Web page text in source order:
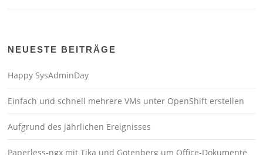
NEUESTE BEITRÄGE
Happy SysAdminDay
Einfach und schnell mehrere VMs unter OpenShift erstellen
Aufgrund des jährlichen Ereignisses
Paperless-ngx mit Tika und Gotenberg um Office-Dokumente